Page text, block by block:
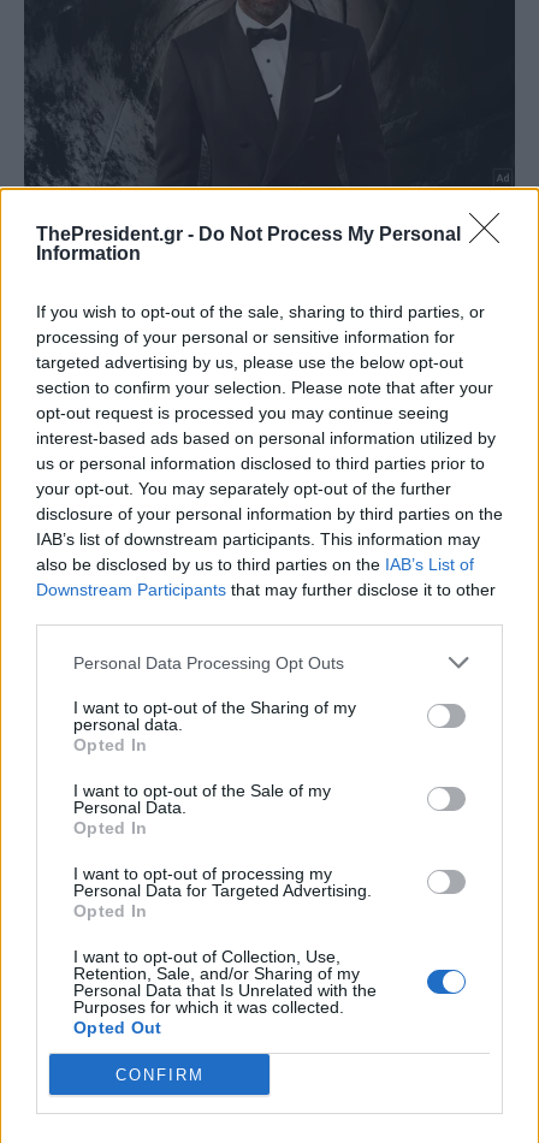
ThePresident.gr - Do Not Process My Personal
Information
If you wish to opt-out of the sale, sharing to third parties, or
processing of your personal or sensitive information for
targeted advertising by us, please use the below opt-out
section to confirm your selection. Please note that after your
opt-out request is processed you may continue seeing
interest-based ads based on personal information utilized by
us or personal information disclosed to third parties prior to
your opt-out. You may separately opt-out of the further
disclosure of your personal information by third parties on the
IAB’s list of downstream participants. This information may
also be disclosed by us to third parties on the IAB’s List of
Downstream Participants that may further disclose it to other
Personal Data Processing Opt Outs
I want to opt-out of the Sharing of my
personal data.
Opted In
I want to opt-out of the Sale of my
Personal Data.
Opted In
I want to opt-out of processing my
Personal Data for Targeted Advertising.
Opted In
I want to opt-out of Collection, Use,
Retention, Sale, and/or Sharing of my
Personal Data that Is Unrelated with the
Purposes for which it was collected.
Opted Out
CONFIRM